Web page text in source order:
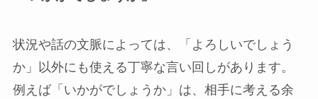
状況や話の文脈によっては、「よろしいでしょう
か」以外にも使える丁寧な言い回しがあります。
例えば「いかがでしょうか」は、相手に考える余